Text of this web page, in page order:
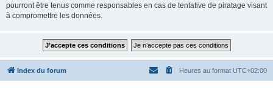
pourront être tenus comme responsables en cas de tentative de piratage visant
à compromettre les données.
Index du forum Heures au format UTC+02:00